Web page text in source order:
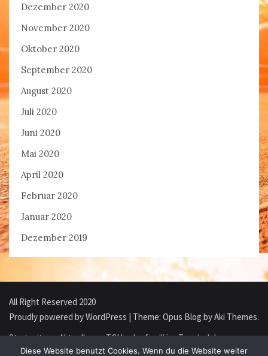
Dezember 2020
November 2020
Oktober 2020
September 2020
August 2020
Juli 2020
Juni 2020
Mai 2020
April 2020
Februar 2020
Januar 2020
Dezember 2019
All Right Reserved 2020
Proudly powered by WordPress | Theme: Opus Blog byAki Themes.
Startseite
Aktuelles TCH – der familiäre Tennisclub
Diese Website benutzt Cookies. Wenn du die Website weiter